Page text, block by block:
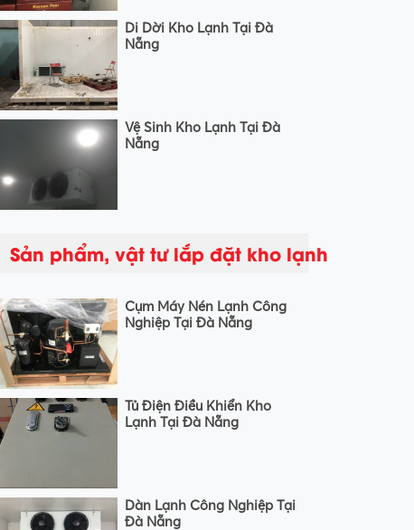
Di Dời Kho Lạnh Tại Đà
Nẵng
Vệ Sinh Kho Lạnh Tại Đà
Nẵng
Sản phẩm, vật tư lắp đặt kho lạnh
Cụm Máy Nén Lạnh Công
Nghiệp Tại Đà Nẵng
Tủ Điện Điều Khiển Kho
Lạnh Tại Đà Nẵng
Dàn Lạnh Công Nghiệp Tại
Đà Nẵng